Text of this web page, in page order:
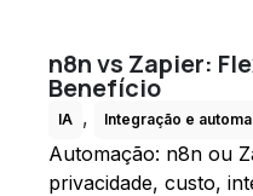
n8n vs Zapier:
Benefício
IA , Integração e
Automação: n8n ou
privacidade, custo,